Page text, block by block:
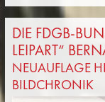
DIE FDGB-
LEIPART“
NEUAUFLAGE
BILDCHRONIK